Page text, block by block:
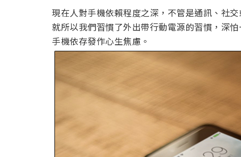
現在人對手機依賴程度之深，不管是通訊、社
就所以我們習慣了外出帶行動電源的習慣，深
手機依存發作心生焦慮。